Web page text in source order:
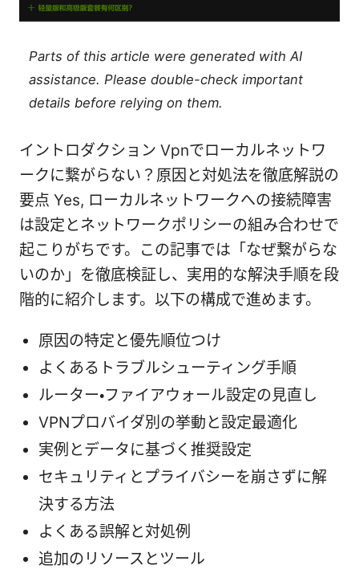
Parts of this article were generated with AI
assistance. Please double-check important
details before relying on them.
イントロダクション Vpnでローカルネットワ
ークに繋がらない？原因と対処法を徹底解説の
要点 Yes, ローカルネットワークへの接続障害
は設定とネットワークポリシーの組み合わせで
起こりがちです。この記事では「なぜ繋がらな
いのか」を徹底検証し、実用的な解決手順を段
階的に紹介します。以下の構成で進めます。
原因の特定と優先順位つけ
よくあるトラブルシューティング手順
ルーター・ファイアウォール設定の見直し
VPNプロバイダ別の挙動と設定最適化
実例とデータに基づく推奨設定
セキュリティとプライバシーを崩さずに解
決する方法
よくある誤解と対処例
追加のリソースとツール